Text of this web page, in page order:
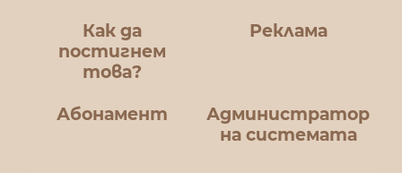
Как да
постигнем
това?
Реклама
Абонамент
Администратор
на системата